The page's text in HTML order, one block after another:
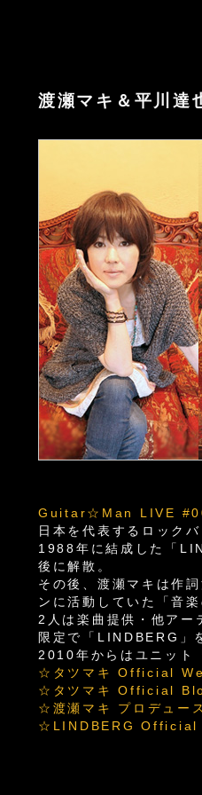
渡瀬マキ＆平川達
Guitar☆Man LIVE
日本を代表するロック
1988年に結成した「
後に解散。
その後、渡瀬マキは作
ンに活動していた「音
2人は楽曲提供・他アー
限定で「LINDBERG」
2010年からはユニット
☆タツマキ Official
☆タツマキ Official
☆渡瀬マキ プロデュー
☆LINDBERG Official